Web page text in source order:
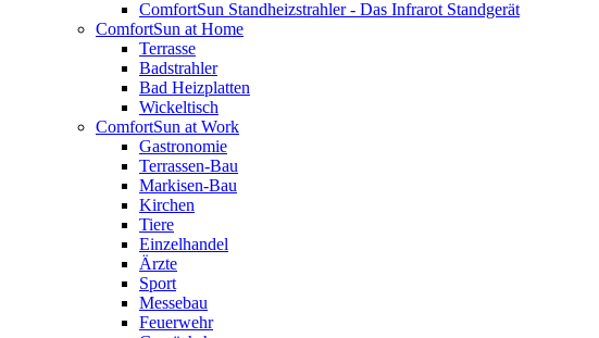
ComfortSun Standheizstrahler - Das Infrarot Standgerät
ComfortSun at Home
Terrasse
Badstrahler
Bad Heizplatten
Wickeltisch
ComfortSun at Work
Gastronomie
Terrassen-Bau
Markisen-Bau
Kirchen
Tiere
Einzelhandel
Ärzte
Sport
Messebau
Feuerwehr